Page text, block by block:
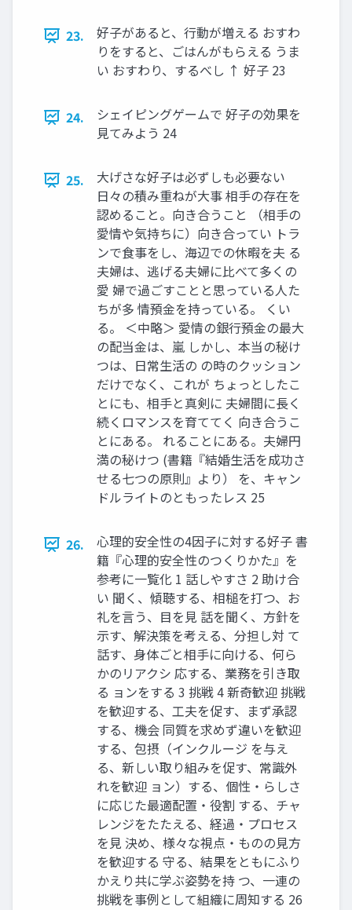
23.
好子があると、行動が増える おすわ
りをすると、ごはんがもらえる うま
い おすわり、するべし ↑ 好子 23
24.
シェイピングゲームで 好子の効果を
見てみよう 24
25.
大げさな好子は必ずしも必要ない
日々の積み重ねが大事 相手の存在を
認めること。向き合うこと （相手の
愛情や気持ちに）向き合ってい トラ
ンで食事をし、海辺での休暇を夫 る
夫婦は、逃げる夫婦に比べて多くの
愛 婦で過ごすことと思っている人た
ちが多 情預金を持っている。 くい
る。 ＜中略＞ 愛情の銀行預金の最大
の配当金は、嵐 しかし、本当の秘け
つは、日常生活の の時のクッション
だけでなく、これが ちょっとしたこ
とにも、相手と真剣に 夫婦間に長く
続くロマンスを育ててく 向き合うこ
とにある。 れることにある。夫婦円
満の秘けつ (書籍『結婚生活を成功さ
せる七つの原則』より） を、キャン
ドルライトのともったレス 25
26.
心理的安全性の4因子に対する好子 書
籍『心理的安全性のつくりかた』を
参考に一覧化 1 話しやすさ 2 助け合
い 聞く、傾聴する、相槌を打つ、お
礼を言う、目を見 話を聞く、方針を
示す、解決策を考える、分担し対 て
話す、身体ごと相手に向ける、何ら
かのリアクシ 応する、業務を引き取
る ョンをする 3 挑戦 4 新奇歓迎 挑戦
を歓迎する、工夫を促す、まず承認
する、機会 同質を求めず違いを歓迎
する、包摂（インクルージ を与え
る、新しい取り組みを促す、常識外
れを歓迎 ョン）する、個性・らしさ
に応じた最適配置・役割 する、チャ
レンジをたたえる、経過・プロセス
を見 決め、様々な視点・ものの見方
を歓迎する 守る、結果をともにふり
かえり共に学ぶ姿勢を持 つ、一連の
挑戦を事例として組織に周知する 26